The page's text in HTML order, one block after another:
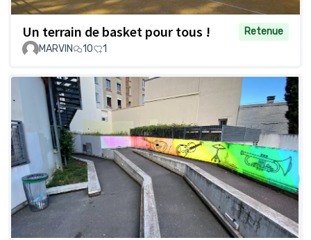
Un terrain de basket pour tous !
Retenue
MARVIN
10 1